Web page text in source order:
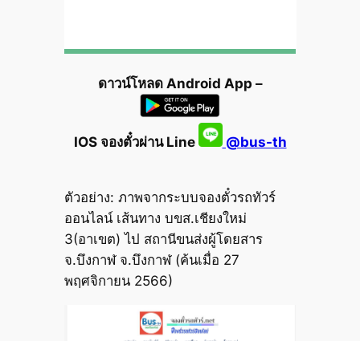
ดาวน์โหลด Android App –
IOS จองตั๋วผ่าน Line @bus-th
ตัวอย่าง: ภาพจากระบบจองตั๋วรถทัวร์
ออนไลน์ เส้นทาง บขส.เชียงใหม่
3(อาเขต) ไป สถานีขนส่งผู้โดยสาร
จ.บึงกาฬ จ.บึงกาฬ (ค้นเมื่อ 27
พฤศจิกายน 2566)